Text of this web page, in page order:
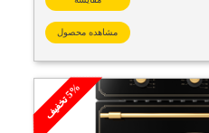
مشاهده محصول
5
%
ت
خ
ف
ی
ف